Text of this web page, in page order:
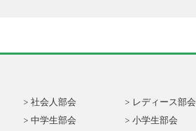
社会人部会 レディース部会
中学生部会 小学生部会